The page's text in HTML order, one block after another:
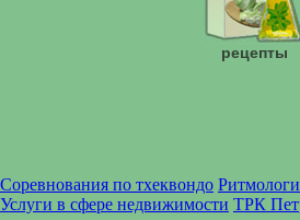
рецепты
Соревнования по тхеквондо
Услуги в сфере недвижимости ТРК